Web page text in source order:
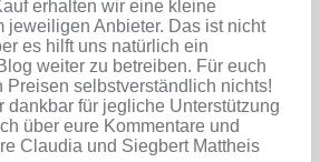
erhalten wir eine kleine
jeweiligen Anbieter. Das ist nicht
es hilft uns natürlich ein
weiter zu betreiben. Für euch
Preisen selbstverständlich nichts!
dankbar für jegliche Unterstützung
über eure Kommentare und
Claudia und Siegbert Mattheis